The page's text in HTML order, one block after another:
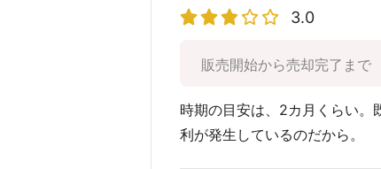
3.0
販売開始から売却完了まで
時期の目安は、2カ月くらい。
利が発生しているのだから。